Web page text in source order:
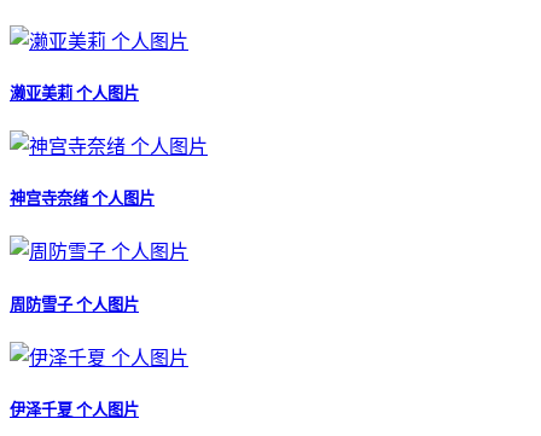
濑亚美莉 个人图片
神宫寺奈绪 个人图片
周防雪子 个人图片
伊泽千夏 个人图片